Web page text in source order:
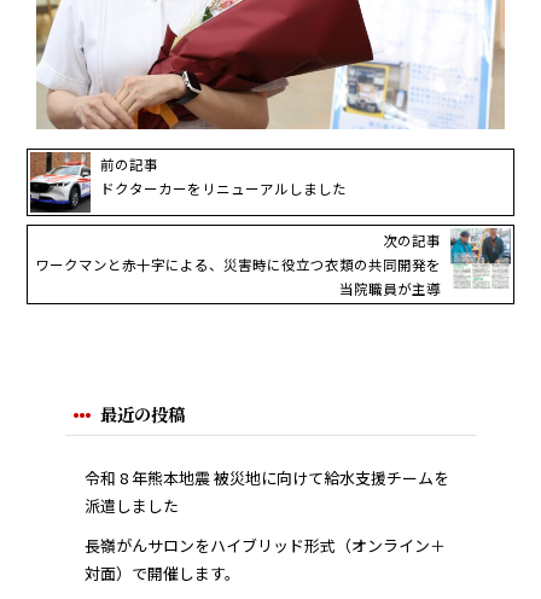
前の記事
ドクターカーをリニューアルしました
次の記事
ワークマンと赤十字による、災害時に役立つ衣類の共同開発を
当院職員が主導
最近の投稿
令和 8 年熊本地震 被災地に向けて給水支援チームを
派遣しました
長嶺がんサロンをハイブリッド形式（オンライン＋
対面）で開催します。